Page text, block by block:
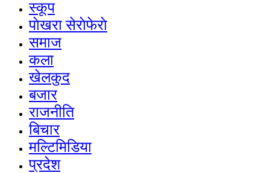
स्कूप
पाेखरा सेराेफेराे
समाज
कला
खेलकुद
बजार
राजनीति
बिचार
मल्टिमिडिया
प्रदेश